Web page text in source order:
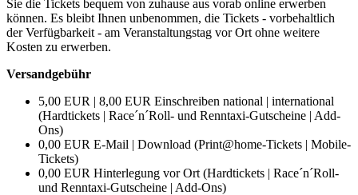
Sie die Tickets bequem von zuhause aus vorab online erwerben
können. Es bleibt Ihnen unbenommen, die Tickets - vorbehaltlich
der Verfügbarkeit - am Veranstaltungstag vor Ort ohne weitere
Kosten zu erwerben.
Versandgebühr
5,00 EUR | 8,00 EUR Einschreiben national | international
(Hardtickets | Race´n´Roll- und Renntaxi-Gutscheine | Add-
Ons)
0,00 EUR E-Mail | Download (Print@home-Tickets | Mobile-
Tickets)
0,00 EUR Hinterlegung vor Ort (Hardtickets | Race´n´Roll-
und Renntaxi-Gutscheine | Add-Ons)